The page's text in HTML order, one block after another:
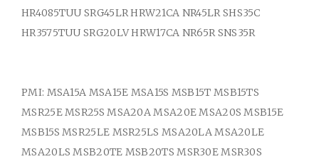
HR4085TUU SRG45LR HRW21CA NR45LR SHS35C
HR3575TUU SRG20LV HRW17CA NR65R SNS35R
PMI: MSA15A MSA15E MSA15S MSB15T MSB15TS
MSR25E MSR25S MSA20A MSA20E MSA20S MSB15E
MSB15S MSR25LE MSR25LS MSA20LA MSA20LE
MSA20LS MSB20TE MSB20TS MSR30E MSR30S